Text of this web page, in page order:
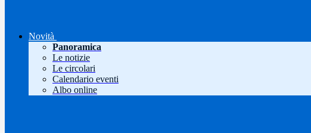
Novità
Panoramica
Le notizie
Le circolari
Calendario eventi
Albo online